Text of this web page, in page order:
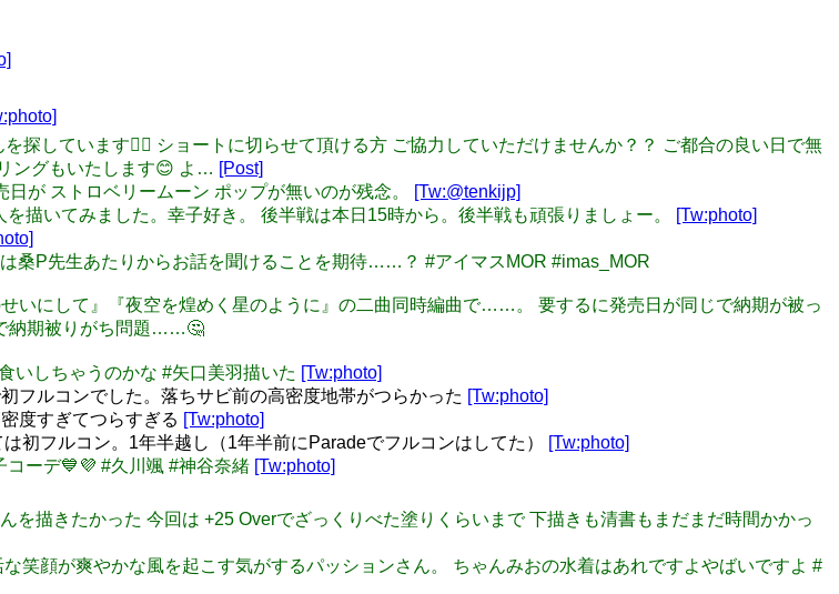
探しています🙇‍♀️ ショートに切らせて頂ける方 ご協力していただけませんか？？ ご都合の良い日で無
ングもいたします😊 よ… [Post]
が ストロベリームーン ポップが無いのが残念。 [Tw:@tenkijp]
描いてみました。幸子好き。 後半戦は本日15時から。後半戦も頑張りましょー。 [Tw:photo]
桑P先生あたりからお話を聞けることを期待……？ #アイマスMOR #imas_MOR
いにして』『夜空を煌めく星のように』の二曲同時編曲で……。 要するに発売日が同じで納期が被っ
納期被りがち問題……🤔
いしちゃうのかな #矢口美羽描いた [Tw:photo]
フルコンでした。落ちサビ前の高密度地帯がつらかった [Tw:photo]
度すぎてつらすぎる [Tw:photo]
フルコン。1年半越し（1年半前にParadeでフルコンはしてた） [Tw:photo]
ーデ💙💜 #久川颯 #神谷奈緒 [Tw:photo]
を描きたかった 今回は +25 Overでざっくりべた塗りくらいまで 下描きも清書もまだまだ時間かかっ
笑顔が爽やかな風を起こす気がするパッションさん。 ちゃんみおの水着はあれですよやばいですよ #